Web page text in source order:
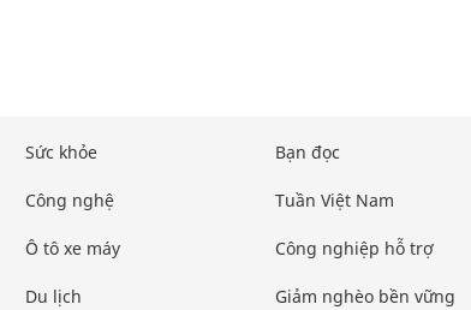
Sức khỏe
Công nghệ
Ô tô xe máy
Du lịch
Bạn đọc
Tuần Việt Nam
Công nghiệp hỗ trợ
Giảm nghèo bền vững